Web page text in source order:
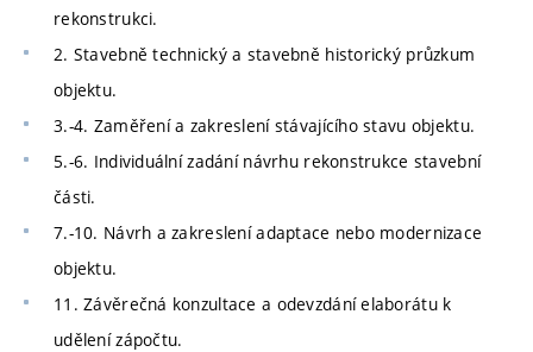
rekonstrukci.
2. Stavebně technický a stavebně historický průzkum
objektu.
3.-4. Zaměření a zakreslení stávajícího stavu objektu.
5.-6. Individuální zadání návrhu rekonstrukce stavební
části.
7.-10. Návrh a zakreslení adaptace nebo modernizace
objektu.
11. Závěrečná konzultace a odevzdání elaborátu k
udělení zápočtu.